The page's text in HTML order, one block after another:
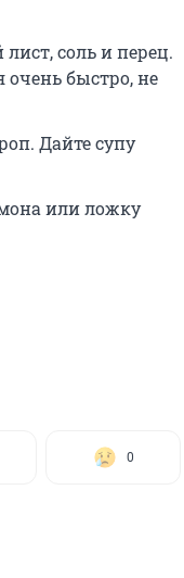
соль и перец.
быстро, не
Дайте супу
или ложку
0